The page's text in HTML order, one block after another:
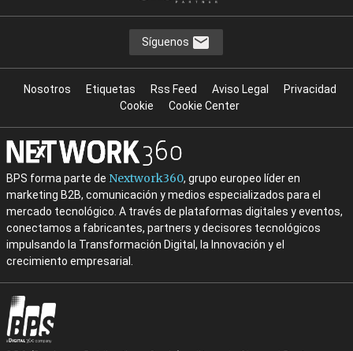
Síguenos
Nosotros Etiquetas Rss Feed Aviso Legal
Privacidad
Cookie
Cookie Center
BPS forma parte de Nextwork360, grupo europeo líder en
marketing B2B, comunicación y medios especializados para el
mercado tecnológico. A través de plataformas digitales y eventos,
conectamos a fabricantes, partners y decisores tecnológicos
impulsando la Transformación Digital, la Innovación y el
crecimiento empresarial.